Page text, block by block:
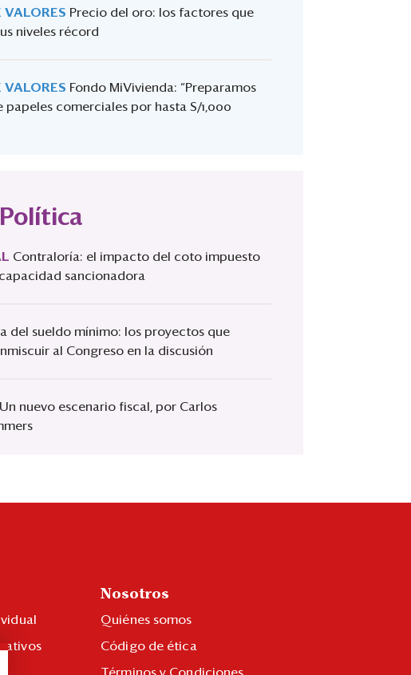
VALORES Precio del oro: los factores que
niveles récord
VALORES Fondo MiVivienda: “Preparamos
papeles comerciales por hasta S/1,000
Contraloría: el impacto del coto impuesto
sancionadora
del sueldo mínimo: los proyectos que
al Congreso en la discusión
Un nuevo escenario fiscal, por Carlos
Nosotros
Quiénes somos
Código de ética